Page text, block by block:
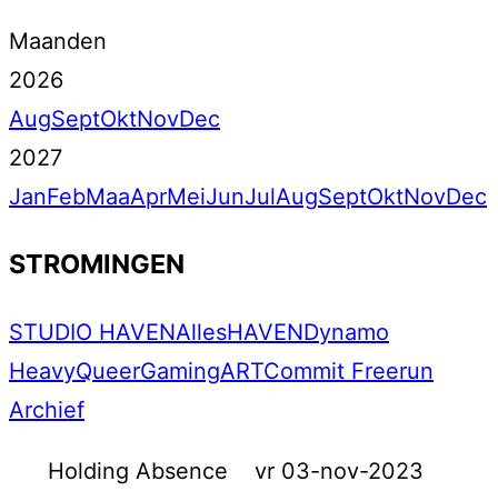
Maanden
2026
AugSeptOktNovDec
2027
JanFebMaaAprMeiJunJulAugSeptOktNovDec
STROMINGEN
STUDIO HAVENAllesHAVENDynamo
HeavyQueerGamingARTCommit Freerun
Archief
Holding Absence vr 03-nov-2023